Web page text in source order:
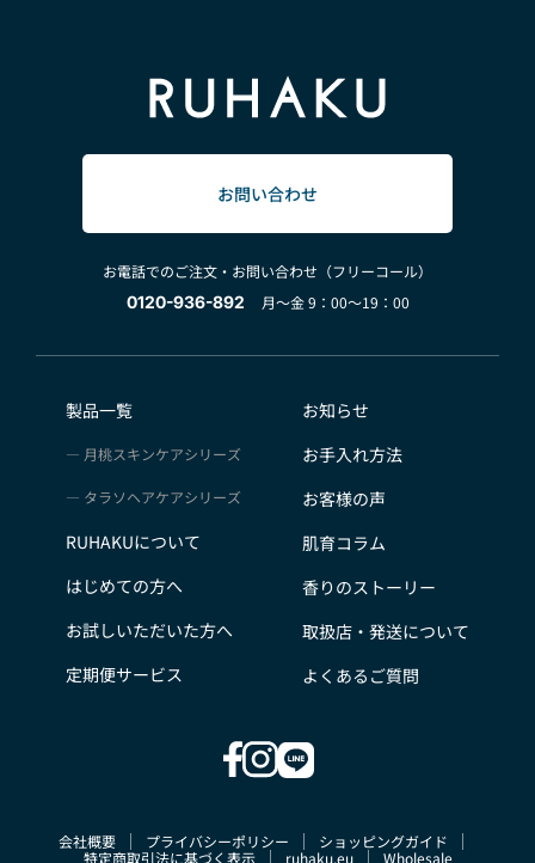
合、当社は、会員に対し随時必要な事項を通知します。
2. 前項の通知は、当サイト上に表示した時点で全ての会
会員登録について
当サイトにおいてのご購入は、「会員登録をして購入」
か「会員登録せずに購入」のどちらでも可能です。
※ログインには、会員登録時に入力したメールアドレス
およびパスワードが必要になります。
号、購入履歴などの大切な個人情報がネットサーバ上に
管理するものとし、法令などにより開示が求められる場
合を除き、開示しないものとします。
合があります。
お客様からの会員登録を承認しない場合
録した場合や、本人以外の第三者の会員登録をした場
合、過去に会員除名処分を受けたことがある場合など、
また一度承認した会員であっても前述のいずれかである
個人利用以外に転用、商用することを禁止します
お問い合わせ
お電話でのご注文・お問い合わせ（フリーコール）
0120-936-892
月～金 9：00～19：00
製品一覧
月桃スキンケアシリーズ
タラソヘアケアシリーズ
RUHAKUについて
はじめての方へ
お試しいただいた方へ
定期便サービス
お知らせ
お手入れ方法
お客様の声
肌育コラム
香りのストーリー
取扱店・発送について
よくあるご質問
会社概要 プライバシーポリシー
ショッピングガイド
特定商取引法に基づく表示
ruhaku.eu Wholesale